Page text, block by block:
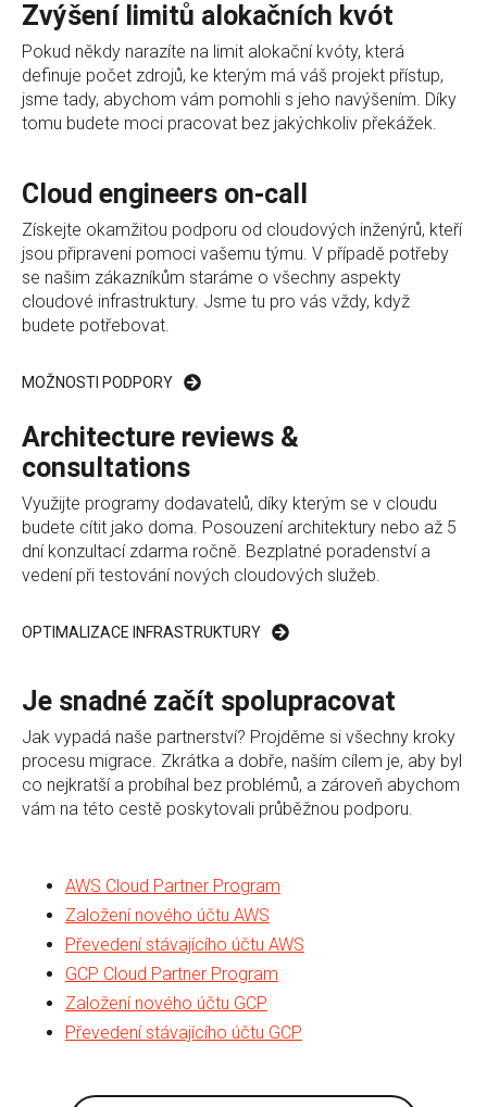
Zvýšení limitů alokačních kvót
Pokud někdy narazíte na limit alokační kvóty, která
definuje počet zdrojů, ke kterým má váš projekt přístup,
jsme tady, abychom vám pomohli s jeho navýšením. Díky
tomu budete moci pracovat bez jakýchkoliv překážek.
Cloud engineers on-call
Získejte okamžitou podporu od cloudových inženýrů, kteří
jsou připraveni pomoci vašemu týmu. V případě potřeby
se našim zákazníkům staráme o všechny aspekty
cloudové infrastruktury. Jsme tu pro vás vždy, když
budete potřebovat.
MOŽNOSTI PODPORY
Architecture reviews &
consultations
Využijte programy dodavatelů, díky kterým se v cloudu
budete cítit jako doma. Posouzení architektury nebo až 5
dní konzultací zdarma ročně. Bezplatné poradenství a
vedení při testování nových cloudových služeb.
OPTIMALIZACE INFRASTRUKTURY
Je snadné začít spolupracovat
Jak vypadá naše partnerství? Projděme si všechny kroky
procesu migrace. Zkrátka a dobře, naším cílem je, aby byl
co nejkratší a probíhal bez problémů, a zároveň abychom
vám na této cestě poskytovali průběžnou podporu.
AWS Cloud Partner Program
Založení nového účtu AWS
Převedení stávajícího účtu AWS
GCP Cloud Partner Program
Založení nového účtu GCP
Převedení stávajícího účtu GCP